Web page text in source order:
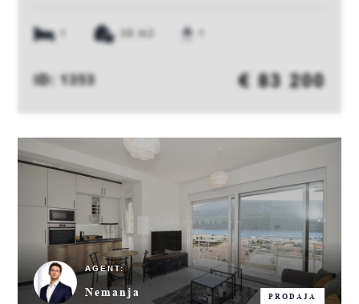
ID: 1353 € 83 200
AGENT:
Nemanja PRODAJA